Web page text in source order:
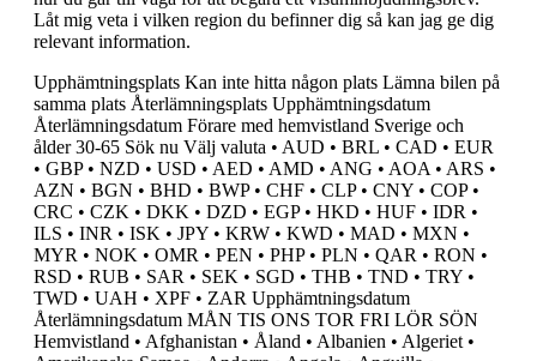
Låt mig veta i vilken region du befinner dig så kan jag ge dig
relevant information.
Upphämtningsplats Kan inte hitta någon plats Lämna bilen på
samma plats Återlämningsplats Upphämtningsdatum
Återlämningsdatum Förare med hemvistland Sverige och
ålder 30-65 Sök nu Välj valuta • AUD • BRL • CAD • EUR
• GBP • NZD • USD • AED • AMD • ANG • AOA • ARS •
AZN • BGN • BHD • BWP • CHF • CLP • CNY • COP •
CRC • CZK • DKK • DZD • EGP • HKD • HUF • IDR •
ILS • INR • ISK • JPY • KRW • KWD • MAD • MXN •
MYR • NOK • OMR • PEN • PHP • PLN • QAR • RON •
RSD • RUB • SAR • SEK • SGD • THB • TND • TRY •
TWD • UAH • XPF • ZAR Upphämtningsdatum
Återlämningsdatum MÅN TIS ONS TOR FRI LÖR SÖN
Hemvistland • Afghanistan • Åland • Albanien • Algeriet •